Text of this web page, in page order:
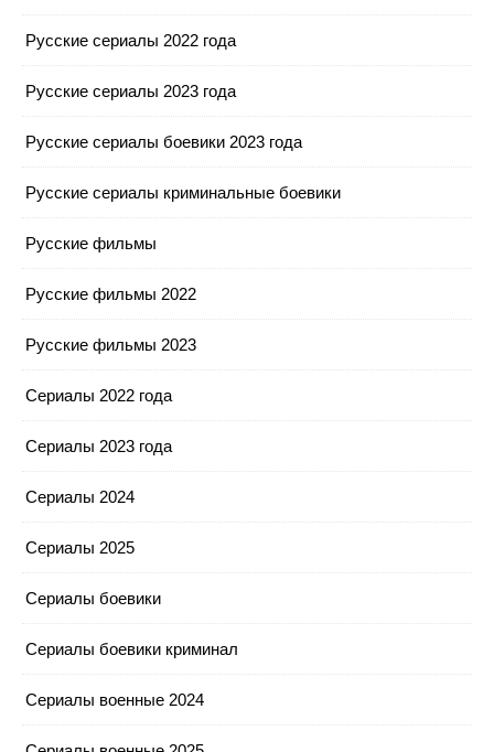
Русские сериалы 2022 года
Русские сериалы 2023 года
Русские сериалы боевики 2023 года
Русские сериалы криминальные боевики
Русские фильмы
Русские фильмы 2022
Русские фильмы 2023
Сериалы 2022 года
Сериалы 2023 года
Сериалы 2024
Сериалы 2025
Сериалы боевики
Сериалы боевики криминал
Сериалы военные 2024